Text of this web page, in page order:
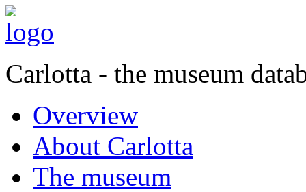
Carlotta - the museum
Overview
About Carlotta
The museum